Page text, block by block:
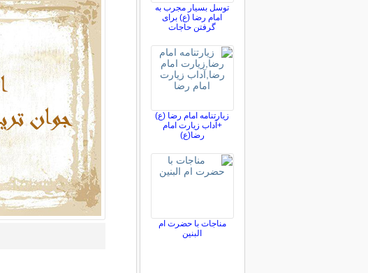
توسل بسیار مجرب به
امام رضا (ع) برای
گرفتن حاجات
زیارتنامه امام رضا (ع)
+آداب زیارت امام
رضا(ع)
مناجات با حضرت ام
البنین